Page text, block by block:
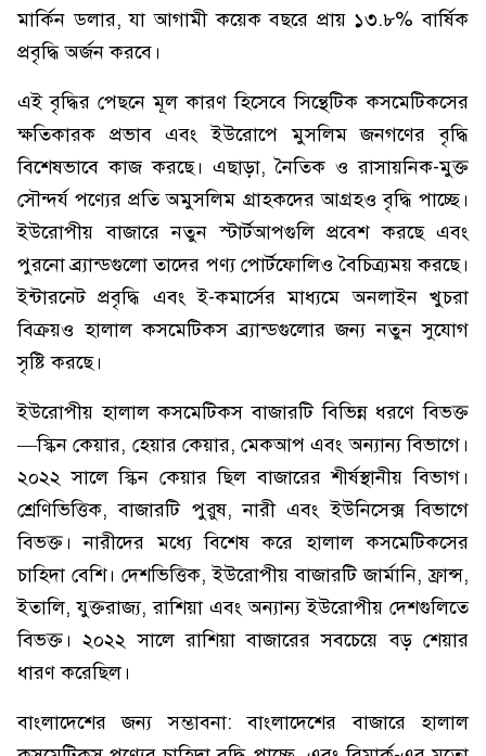
মার্কিন ডলার, যা আগামী কয়েক বছরে প্রায় ১৩.৮% বার্ষিক
প্রবৃদ্ধি অর্জন করবে।
এই বৃদ্ধির পেছনে মূল কারণ হিসেবে সিন্থেটিক কসমেটিকসের
ক্ষতিকারক প্রভাব এবং ইউরোপে মুসলিম জনগণের বৃদ্ধি
বিশেষভাবে কাজ করছে। এছাড়া, নৈতিক ও রাসায়নিক-মুক্ত
সৌন্দর্য পণ্যের প্রতি অমুসলিম গ্রাহকদের আগ্রহও বৃদ্ধি পাচ্ছে।
ইউরোপীয় বাজারে নতুন স্টার্টআপগুলি প্রবেশ করছে এবং
পুরনো ব্র্যান্ডগুলো তাদের পণ্য পোর্টফোলিও বৈচিত্র্যময় করছে।
ইন্টারনেট প্রবৃদ্ধি এবং ই-কমার্সের মাধ্যমে অনলাইন খুচরা
বিক্রয়ও হালাল কসমেটিকস ব্র্যান্ডগুলোর জন্য নতুন সুযোগ
সৃষ্টি করছে।
ইউরোপীয় হালাল কসমেটিকস বাজারটি বিভিন্ন ধরণে বিভক্ত
—স্কিন কেয়ার, হেয়ার কেয়ার, মেকআপ এবং অন্যান্য বিভাগে।
২০২২ সালে স্কিন কেয়ার ছিল বাজারের শীর্ষস্থানীয় বিভাগ।
শ্রেণিভিত্তিক, বাজারটি পুরুষ, নারী এবং ইউনিসেক্স বিভাগে
বিভক্ত। নারীদের মধ্যে বিশেষ করে হালাল কসমেটিকসের
চাহিদা বেশি। দেশভিত্তিক, ইউরোপীয় বাজারটি জার্মানি, ফ্রান্স,
ইতালি, যুক্তরাজ্য, রাশিয়া এবং অন্যান্য ইউরোপীয় দেশগুলিতে
বিভক্ত। ২০২২ সালে রাশিয়া বাজারের সবচেয়ে বড় শেয়ার
ধারণ করেছিল।
বাংলাদেশের জন্য সম্ভাবনা: বাংলাদেশের বাজারে হালাল